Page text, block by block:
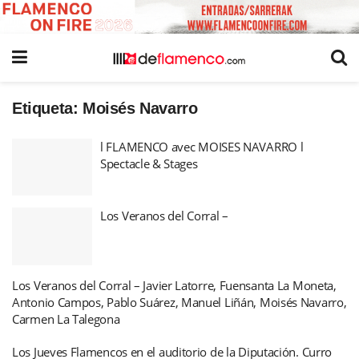
Etiqueta: Moisés Navarro
l FLAMENCO avec MOISES NAVARRO l
Spectacle & Stages
Los Veranos del Corral –
Los Veranos del Corral – Javier Latorre, Fuensanta La Moneta,
Antonio Campos, Pablo Suárez, Manuel Liñán, Moisés Navarro,
Carmen La Talegona
Los Jueves Flamencos en el auditorio de la Diputación. Curro